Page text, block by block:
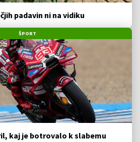
padavin ni na vidiku
ŠPORT
kaj je botrovalo k slabemu